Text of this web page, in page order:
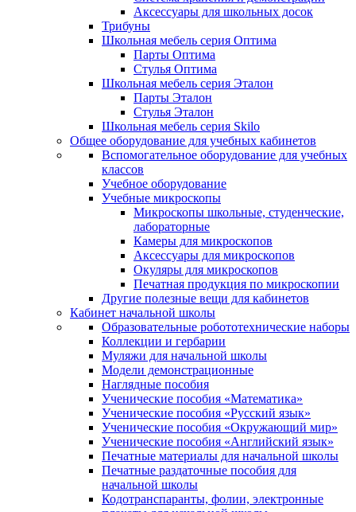
Аксессуары для школьных досок
Трибуны
Школьная мебель серия Оптима
Парты Оптима
Стулья Оптима
Школьная мебель серия Эталон
Парты Эталон
Стулья Эталон
Школьная мебель серия Skilo
Общее оборудование для учебных кабинетов
Вспомогательное оборудование для учебных
классов
Учебное оборудование
Учебные микроскопы
Микроскопы школьные, студенческие,
лабораторные
Камеры для микроскопов
Аксессуары для микроскопов
Окуляры для микроскопов
Печатная продукция по микроскопии
Другие полезные вещи для кабинетов
Кабинет начальной школы
Образовательные робототехнические наборы
Коллекции и гербарии
Муляжи для начальной школы
Модели демонстрационные
Наглядные пособия
Ученические пособия «Математика»
Ученические пособия «Русский язык»
Ученические пособия «Окружающий мир»
Ученические пособия «Английский язык»
Печатные материалы для начальной школы
Печатные раздаточные пособия для
начальной школы
Кодотранспаранты, фолии, электронные